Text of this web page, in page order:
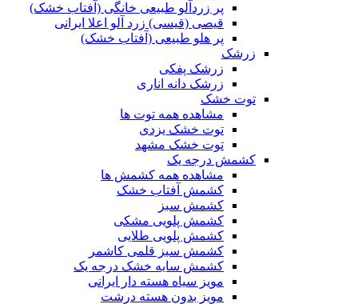
پر زردآلو طبیعی خانگی (آفتاب خشک)
قیصی (قیسی) زرد آلو اعلا ایرانی
پر هلو طبیعی (آفتاب خشک)
زرشک
زرشک پفکی
زرشک دانه اناری
توت خشک
مشاهده همه توت ها
توت خشک یزدی
توت خشک مشهد
کشمش درجه یک
مشاهده همه کشمش ها
کشمش آفتاب خشک
کشمش سبز
کشمش پلویی مشکی
کشمش پلویی طلایی
کشمش سبز قلمی کاشمر
کشمش سایه خشک درجه یک
مویز سیاه هسته دار ایرانی
مویز بدون هسته درشت